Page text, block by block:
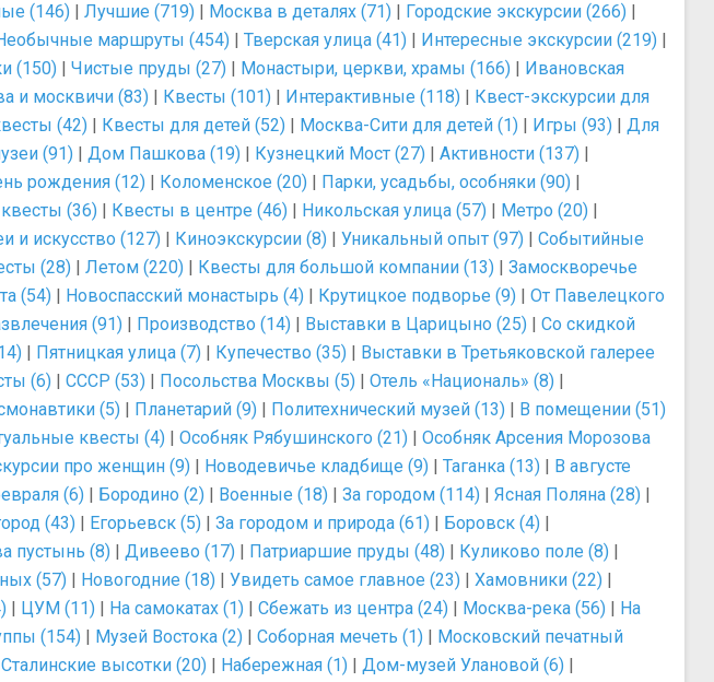
(146) | Лучшие (719) | Москва в деталях (71) | Городские экскурсии (266) |
маршруты (454) | Тверская улица (41) | Интересные экскурсии (219) |
(150) | Чистые пруды (27) | Монастыри, церкви, храмы (166) | Ивановская
и москвичи (83) | Квесты (101) | Интерактивные (118) | Квест-экскурсии для
(42) | Квесты для детей (52) | Москва-Сити для детей (1) | Игры (93) | Для
(91) | Дом Пашкова (19) | Кузнецкий Мост (27) | Активности (137) |
рождения (12) | Коломенское (20) | Парки, усадьбы, особняки (90) |
(36) | Квесты в центре (46) | Никольская улица (57) | Метро (20) |
и искусство (127) | Киноэкскурсии (8) | Уникальный опыт (97) | Событийные
(28) | Летом (220) | Квесты для большой компании (13) | Замоскворечье
(54) | Новоспасский монастырь (4) | Крутицкое подворье (9) | От Павелецкого
(91) | Производство (14) | Выставки в Царицыно (25) | Со скидкой
| Пятницкая улица (7) | Купечество (35) | Выставки в Третьяковской галерее
(6) | СССР (53) | Посольства Москвы (5) | Отель «Националь» (8) |
(5) | Планетарий (9) | Политехнический музей (13) | В помещении (51)
квесты (4) | Особняк Рябушинского (21) | Особняк Арсения Морозова
про женщин (9) | Новодевичье кладбище (9) | Таганка (13) | В августе
(6) | Бородино (2) | Военные (18) | За городом (114) | Ясная Поляна (28) |
(43) | Егорьевск (5) | За городом и природа (61) | Боровск (4) |
пустынь (8) | Дивеево (17) | Патриаршие пруды (48) | Куликово поле (8) |
(57) | Новогодние (18) | Увидеть самое главное (23) | Хамовники (22) |
| ЦУМ (11) | На самокатах (1) | Сбежать из центра (24) | Москва-река (56) | На
(154) | Музей Востока (2) | Соборная мечеть (1) | Московский печатный
Сталинские высотки (20) | Набережная (1) | Дом-музей Улановой (6) |